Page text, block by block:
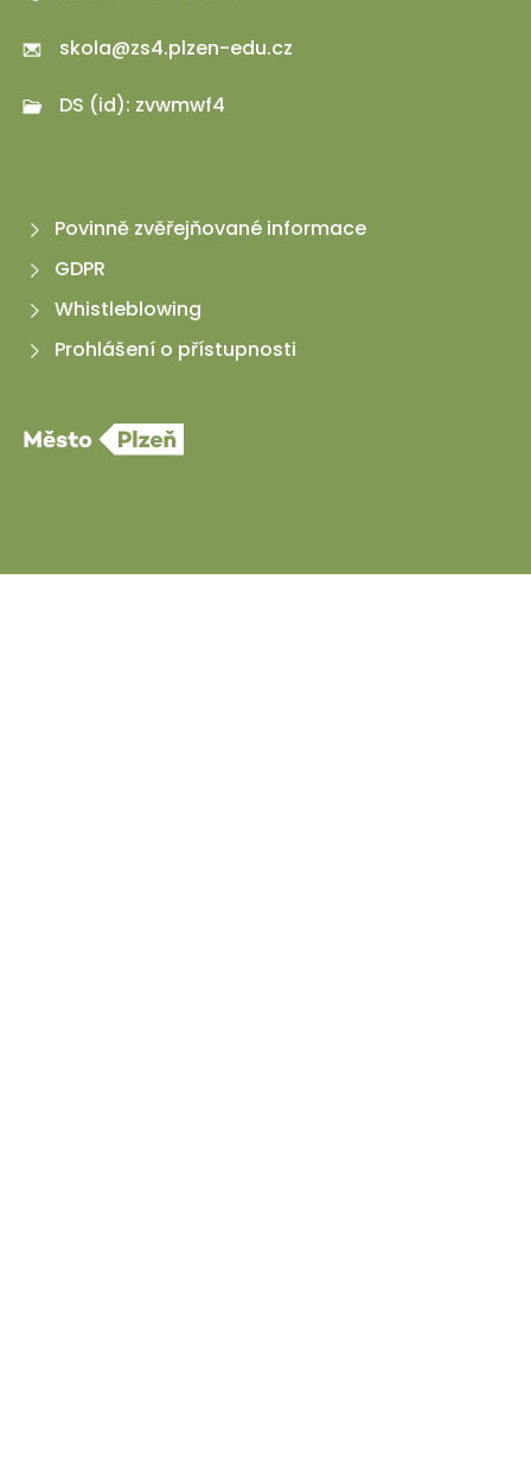
skola@zs4.plzen-edu.cz
DS (id): zvwmwf4
Povinně zvěřejňované informace
GDPR
Whistleblowing
Prohlášení o přístupnosti